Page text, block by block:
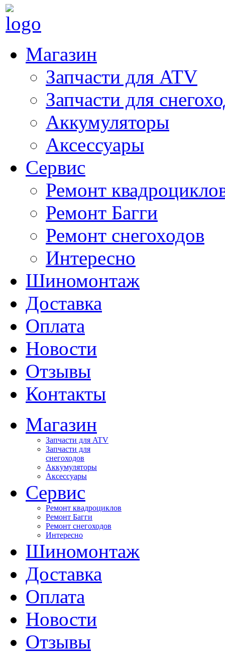
Магазин
Запчасти для ATV
Запчасти для
Аккумуляторы
Аксессуары
Сервис
Ремонт
Ремонт Багги
Ремонт снегоходов
Интересно
Шиномонтаж
Доставка
Оплата
Новости
Отзывы
Контакты
Магазин
Запчасти для ATV
Запчасти для
снегоходов
Аккумуляторы
Аксессуары
Сервис
Ремонт квадроциклов
Ремонт Багги
Ремонт снегоходов
Интересно
Шиномонтаж
Доставка
Оплата
Новости
Отзывы